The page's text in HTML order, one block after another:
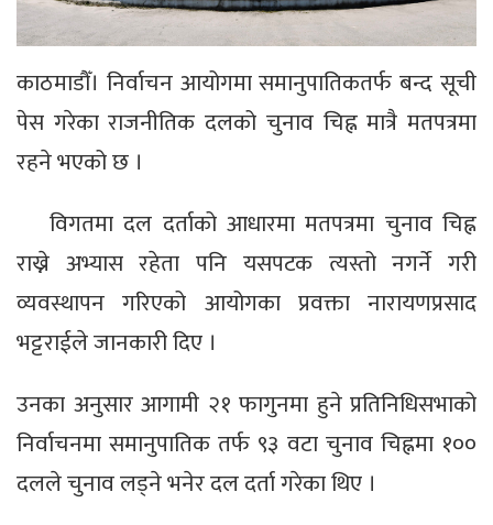
काठमाडौँ। निर्वाचन आयोगमा समानुपातिकतर्फ बन्द सूची
पेस गरेका राजनीतिक दलको चुनाव चिह्न मात्रै मतपत्रमा
रहने भएको छ ।
विगतमा दल दर्ताको आधारमा मतपत्रमा चुनाव चिह्न
राख्ने अभ्यास रहेता पनि यसपटक त्यस्तो नगर्ने गरी
व्यवस्थापन गरिएको आयोगका प्रवक्ता नारायणप्रसाद
भट्टराईले जानकारी दिए ।
उनका अनुसार आगामी २१ फागुनमा हुने प्रतिनिधिसभाको
निर्वाचनमा समानुपातिक तर्फ ९३ वटा चुनाव चिह्नमा १००
दलले चुनाव लड्ने भनेर दल दर्ता गरेका थिए ।